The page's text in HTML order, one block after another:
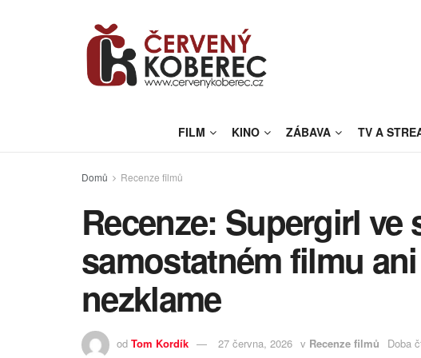
FILM KINO ZÁBAVA TV A
Domů Recenze filmů
Recenze: Supergirl ve
samostatném filmu
nezklame
od Tom Kordík 27 června, 2026 v Recenze filmů Doba